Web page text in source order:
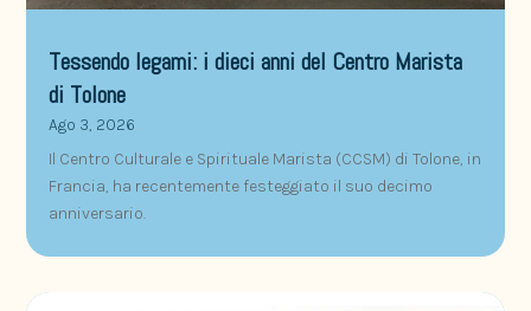
Tessendo legami: i dieci anni del Centro Marista
di Tolone
Ago 3, 2026
Il Centro Culturale e Spirituale Marista (CCSM) di Tolone, in
Francia, ha recentemente festeggiato il suo decimo
anniversario.